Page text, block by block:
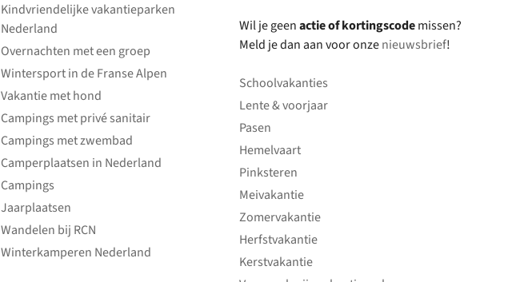
Kindvriendelijke vakantieparken
Nederland
Overnachten met een groep
Wintersport in de Franse Alpen
Vakantie met hond
Campings met privé sanitair
Campings met zwembad
Camperplaatsen in Nederland
Campings
Jaarplaatsen
Wandelen bij RCN
Winterkamperen Nederland
Wil je geenactie of kortingscodemissen?
Meld je dan aan voor onzenieuwsbrief!
Schoolvakanties
Lente & voorjaar
Pasen
Hemelvaart
Pinksteren
Meivakantie
Zomervakantie
Herfstvakantie
Kerstvakantie